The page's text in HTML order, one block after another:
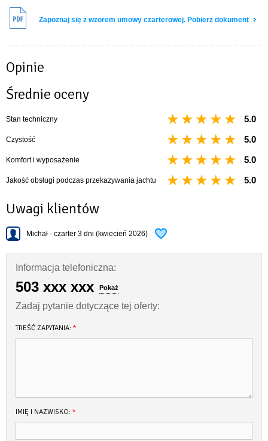
Zapoznaj się z wzorem umowy czarterowej. Pobierz dokument
Opinie
Średnie oceny
Stan techniczny 5.0
Czystość 5.0
Komfort i wyposażenie 5.0
Jakość obsługi podczas przekazywania jachtu 5.0
Uwagi klientów
Michał - czarter 3 dni (kwiecień 2026)
Informacja telefoniczna:
503 xxx xxx Pokaż
Zadaj pytanie dotyczące tej oferty:
TREŚĆ ZAPYTANIA: *
IMIĘ I NAZWISKO: *